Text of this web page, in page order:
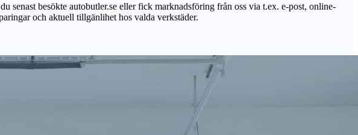
senast besökte autobutler.se eller fick marknadsföring från oss via t.ex. e-post, online-
och aktuell tillgänlihet hos valda verkstäder.